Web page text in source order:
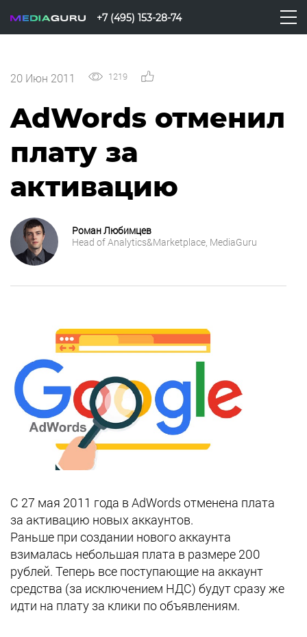
+7 (495) 153-28-74
20 Июн 2011 1219
AdWords отменил
плату за
активацию
Роман Любимцев
Head of Analytics&Marketplace, MediaGuru
C 27 мая 2011 года в AdWords отменена плата
за активацию новых аккаунтов.
Раньше при создании нового аккаунта
взималась небольшая плата в размере 200
рублей. Теперь все поступающие на аккаунт
средства (за исключением НДС) будут сразу же
идти на плату за клики по объявлениям.